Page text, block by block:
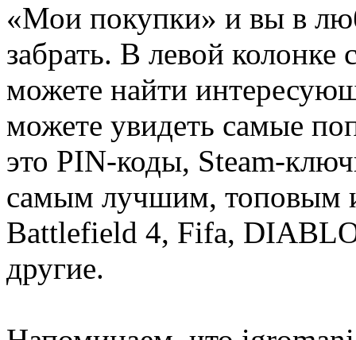
«Мои покупки» и вы в
забрать. В левой
можете найти
можете увидеть самые
это PIN-коды, Steam-
самым лучшим, топовым
Battlefield 4, Fifa,
другие.